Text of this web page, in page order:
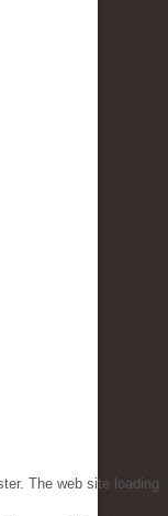
The web site loading